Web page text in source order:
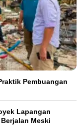
Pembuangan
Lapangan
Meski